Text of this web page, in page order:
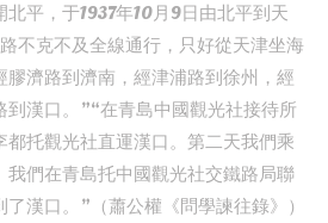
平，于1937年10月9日由北平到天
不克不及全線通行，只好從天津坐海
濟路到濟南，經津浦路到徐州，經
到漢口。”“在青島中國觀光社接待所
托觀光社直運漢口。第二天我們乘
我們在青島托中國觀光社交鐵路局聯
漢口。”（蕭公權《問學諫往錄》）